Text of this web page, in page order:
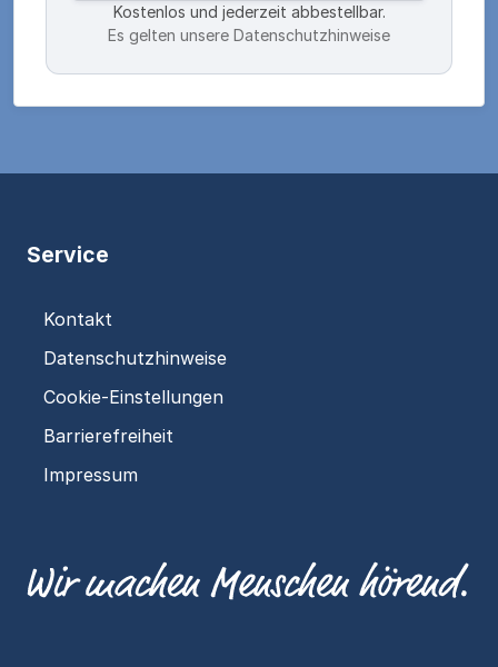
Kostenlos und jederzeit abbestellbar.
Es gelten unsere Datenschutzhinweise
Service
Kontakt
Datenschutzhinweise
Cookie-Einstellungen
Barrierefreiheit
Impressum